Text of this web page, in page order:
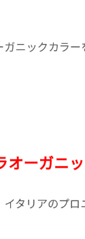
ニックカラ
オーガニ
タリアのプ